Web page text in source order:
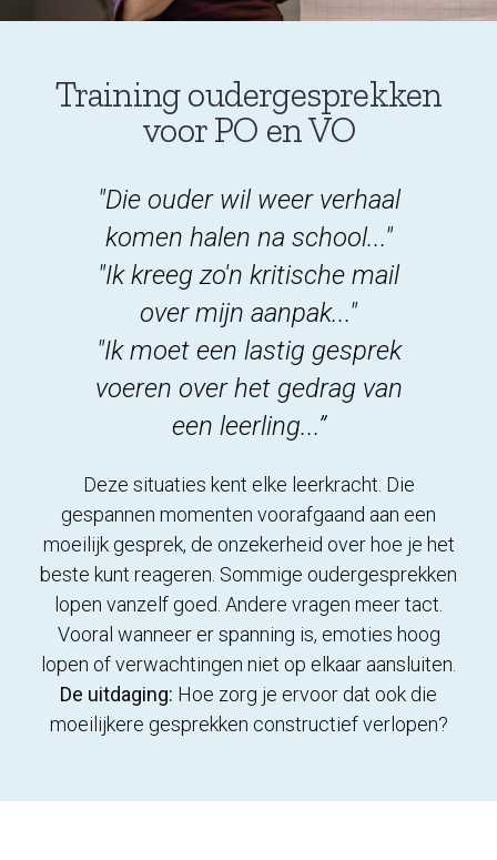
Training oudergesprekken
voor PO en VO
"Die ouder wil weer verhaal
komen halen na school..."
"Ik kreeg zo'n kritische mail
over mijn aanpak..."
"Ik moet een lastig gesprek
voeren over het gedrag van
een leerling...”
Deze situaties kent elke leerkracht. Die
gespannen momenten voorafgaand aan een
moeilijk gesprek, de onzekerheid over hoe je het
beste kunt reageren. Sommige oudergesprekken
lopen vanzelf goed. Andere vragen meer tact.
Vooral wanneer er spanning is, emoties hoog
lopen of verwachtingen niet op elkaar aansluiten.
De uitdaging: Hoe zorg je ervoor dat ook die
moeilijkere gesprekken constructief verlopen?